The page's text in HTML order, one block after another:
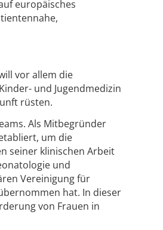
europäisches
vor allem die
und Jugendmedizin
rüsten.
Als Mitbegründer
um die
seiner klinischen Arbeit
und
Vereinigung für
hat. In dieser
von Frauen in